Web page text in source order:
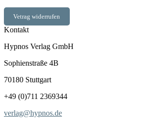
Vetrag widerrufen
Kontakt
Hypnos Verlag GmbH
Sophienstraße 4B
70180 Stuttgart
+49 (0)711 2369344
verlag@hypnos.de